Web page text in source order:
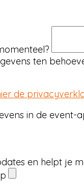
ten
de
in de event-
en helpt je